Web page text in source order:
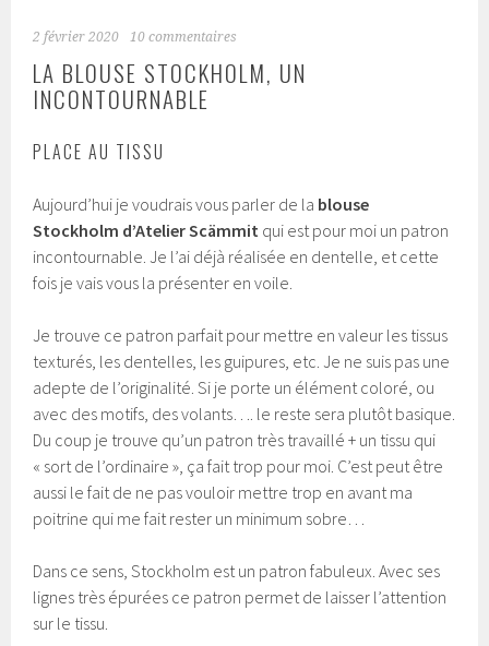
2 février 2020 10 commentaires
LA BLOUSE STOCKHOLM, UN
INCONTOURNABLE
PLACE AU TISSU
Aujourd’hui je voudrais vous parler de la blouse
Stockholm d’Atelier Scämmit qui est pour moi un patron
incontournable. Je l’ai déjà réalisée en dentelle, et cette
fois je vais vous la présenter en voile.
Je trouve ce patron parfait pour mettre en valeur les tissus
texturés, les dentelles, les guipures, etc. Je ne suis pas une
adepte de l’originalité. Si je porte un élément coloré, ou
avec des motifs, des volants…. le reste sera plutôt basique.
Du coup je trouve qu’un patron très travaillé + un tissu qui
« sort de l’ordinaire », ça fait trop pour moi. C’est peut être
aussi le fait de ne pas vouloir mettre trop en avant ma
poitrine qui me fait rester un minimum sobre…
Dans ce sens, Stockholm est un patron fabuleux. Avec ses
lignes très épurées ce patron permet de laisser l’attention
sur le tissu.